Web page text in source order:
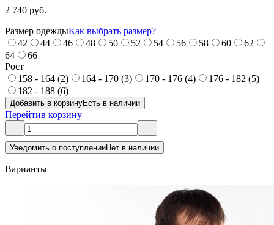
2 740 руб.
Размер одеждыКак выбрать размер?
42
44 46 48 50 52 54 56 58 60
62
64
66
Рост
158 - 164 (2)
164 - 170 (3) 170 - 176 (4)
176 - 182 (5)
182 - 188 (6)
Добавить в корзинуЕсть в наличии
Перейтив корзину
Уведомить о поступленииНет в наличии
Варианты